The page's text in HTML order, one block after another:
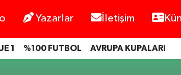
Yazarlar İletişim
1 %100 FUTBOL AVRUPA KUPALARI